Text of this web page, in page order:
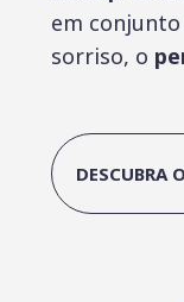
em
sorriso, o
DESCUBRA